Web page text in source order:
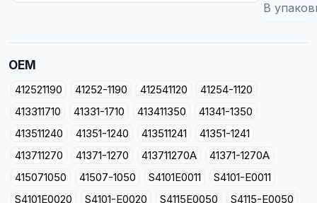
В
OEM
412521190 41252-1190 412541120
41254-1120
413311710
41331-1710 413411350
41341-1350
413511240
41351-1240 413511241
41351-1241
413711270
41371-1270 413711270A
41371-1270A
415071050
41507-1050 S4101E0011
S4101-E0011
S4101E0020
S4101-E0020 S4115E0050
S4115-E0050